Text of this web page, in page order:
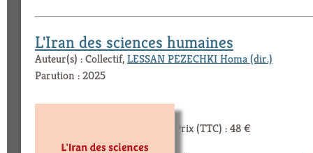
L'Iran des sciences humaines
Auteur(s) : Collectif,LESSAN PEZECHKI Homa (dir.)
Parution : 2025
Prix (TTC) : 48 €